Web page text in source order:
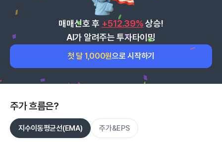
매매신호 후 +512.39% 상승!
AI가 알려주는 투자타이밍
첫 달 1,000원으로 시작하기
주가 흐름은?
지수이동평균선(EMA) 주가&EPS